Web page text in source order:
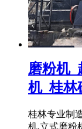
磨粉机
机_桂林
桂林专业制
机,立式磨粉